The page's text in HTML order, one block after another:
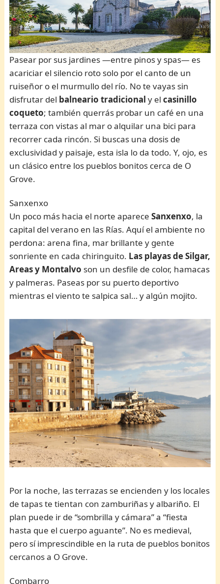
Pasear por sus jardines —entre pinos y spas— es
acariciar el silencio roto solo por el canto de un
ruiseñor o el murmullo del río. No te vayas sin
disfrutar del balneario tradicional y elcasinillo
coqueto; también querrás probar un café en una
terraza con vistas al mar o alquilar una bici para
recorrer cada rincón. Si buscas una dosis de
exclusividad y paisaje, esta isla lo da todo. Y, ojo, es
un clásico entre los pueblos bonitos cerca de O
Grove.
Sanxenxo
Un poco más hacia el norte apareceSanxenxo, la
capital del verano en las Rías. Aquí el ambiente no
perdona: arena fina, mar brillante y gente
sonriente en cada chiringuito. Las playas de Silgar,
Areas y Montalvo son un desfile de color, hamacas
y palmeras. Paseas por su puerto deportivo
mientras el viento te salpica sal… y algún mojito.
Por la noche, las terrazas se encienden y los locales
de tapas te tientan con zamburiñas y albariño. El
plan puede ir de “sombrilla y cámara” a “fiesta
hasta que el cuerpo aguante”. No es medieval,
pero sí imprescindible en la ruta de pueblos bonitos
cercanos a O Grove.
Combarro